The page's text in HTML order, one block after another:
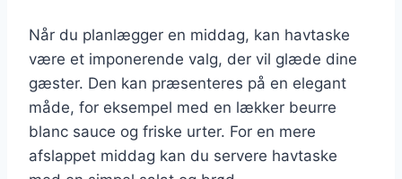
Når du planlægger en middag, kan havtaske
være et imponerende valg, der vil glæde dine
gæster. Den kan præsenteres på en elegant
måde, for eksempel med en lækker beurre
blanc sauce og friske urter. For en mere
afslappet middag kan du servere havtaske